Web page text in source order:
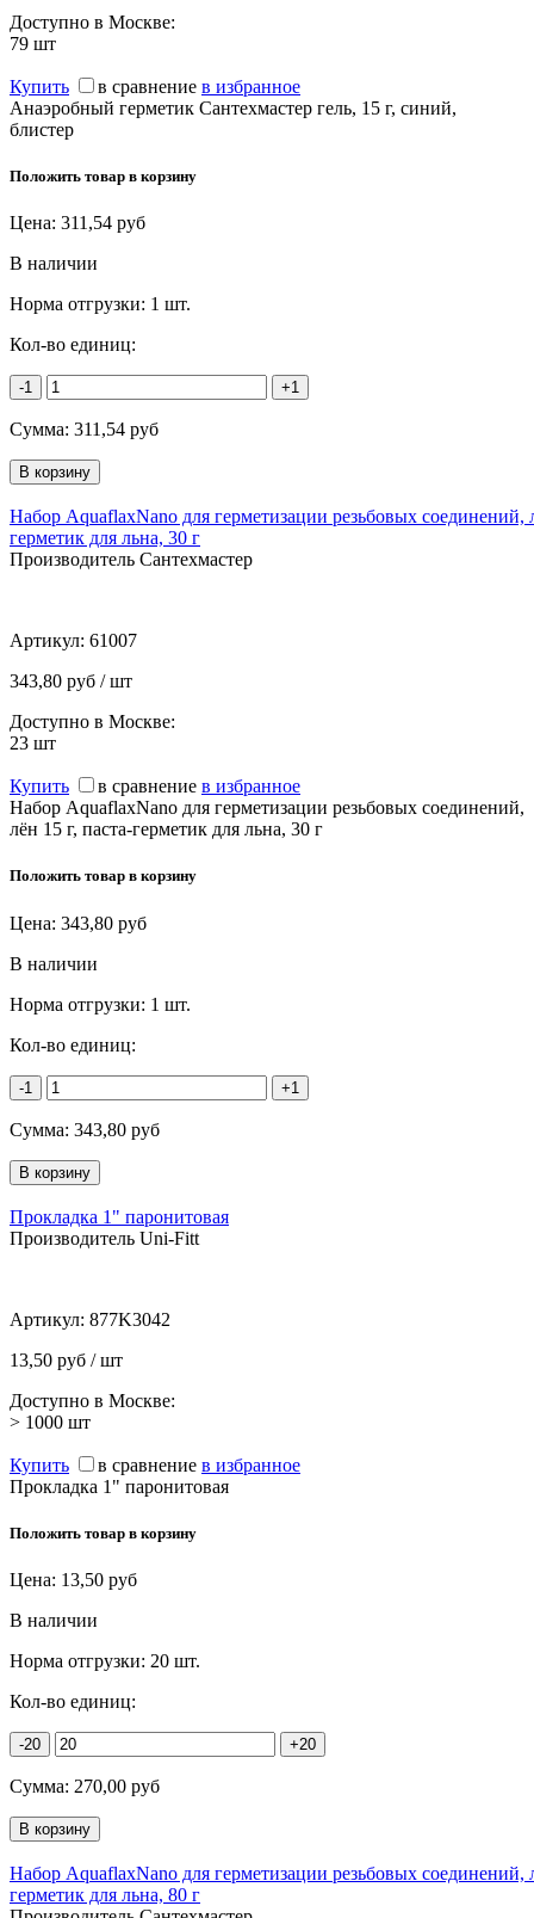
Доступно в Москве:
79 шт
Купить в сравнение в избранное
Анаэробный герметик Сантехмастер гель, 15 г, синий,
блистер
Положить товар в корзину
Цена: 311,54 руб
В наличии
Норма отгрузки: 1 шт.
Кол-во единиц:
-1 +1
Сумма: 311,54 руб
Набор AquaflaxNano для герметизации резьбовых соединений,
герметик для льна, 30 г
Производитель Сантехмастер
Артикул: 61007
343,80 руб / шт
Доступно в Москве:
23 шт
Купить в сравнение в избранное
Набор AquaflaxNano для герметизации резьбовых соединений,
лён 15 г, паста-герметик для льна, 30 г
Положить товар в корзину
Цена: 343,80 руб
В наличии
Норма отгрузки: 1 шт.
Кол-во единиц:
-1 +1
Сумма: 343,80 руб
Прокладка 1" паронитовая
Производитель Uni-Fitt
Артикул: 877K3042
13,50 руб / шт
Доступно в Москве:
> 1000 шт
Купить в сравнение в избранное
Прокладка 1" паронитовая
Положить товар в корзину
Цена: 13,50 руб
В наличии
Норма отгрузки: 20 шт.
Кол-во единиц:
-20 +20
Сумма: 270,00 руб
Набор AquaflaxNano для герметизации резьбовых соединений,
герметик для льна, 80 г